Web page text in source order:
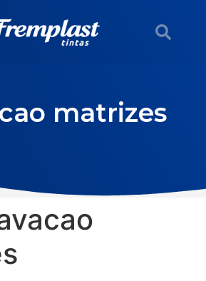
matrizes